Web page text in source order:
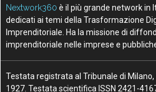
Nextwork360 è il più grande network in
dedicati ai temi della Trasformazione
Imprenditoriale. Ha la missione di
imprenditoriale nelle imprese e
Testata registrata al Tribunale di
1927. Testata scientifica ISSN 2421-